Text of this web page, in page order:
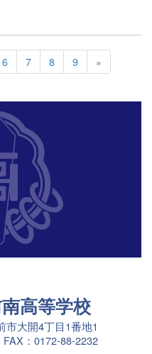
6 7 8 9 »
高等学校
大開4丁目1番地1
：0172-88-2232